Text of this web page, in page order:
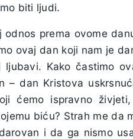
biti ljudi.
prema ovome
ovaj dan koji nam je
ljubavi. Kako častimo
dan Kristova
ćemo ispravno
biću? Strah me da
i da ga nismo